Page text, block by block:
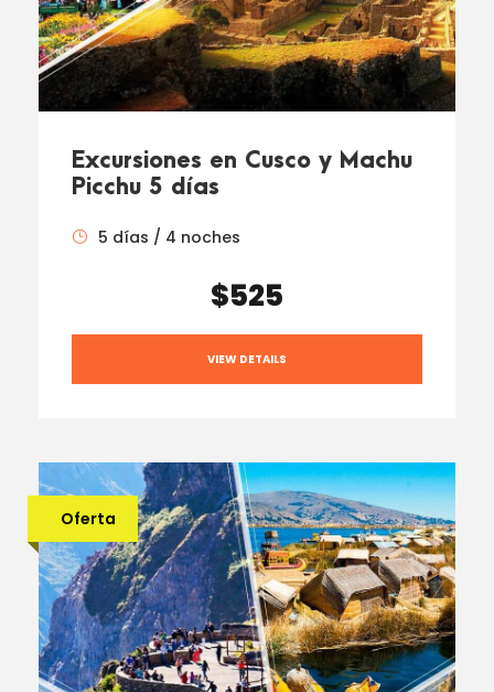
Excursiones en Cusco y Machu
Picchu 5 días
5 días / 4 noches
$525
VIEW DETAILS
Oferta